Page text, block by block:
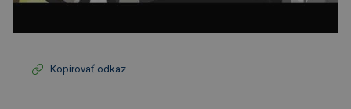
Kopírovať odkaz